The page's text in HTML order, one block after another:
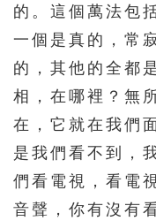
的。這個萬法包
一個是真的，常
的，其他的全都
相，在哪裡？無
在，它就在我們
是我們看不到，
們看電視，看電
音聲，你有沒有